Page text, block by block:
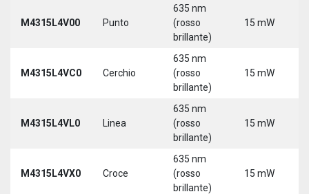
M4315L4V00 Punto
635 nm
(rosso
brillante)
15 mW
M4315L4VC0 Cerchio
635 nm
(rosso
brillante)
15 mW
M4315L4VL0 Linea
635 nm
(rosso
brillante)
15 mW
M4315L4VX0 Croce
635 nm
(rosso
brillante)
15 mW